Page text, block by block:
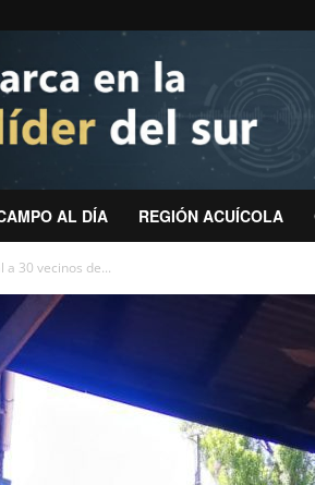
AL DÍA REGIÓN ACUÍCOLA
30 vecinos de...